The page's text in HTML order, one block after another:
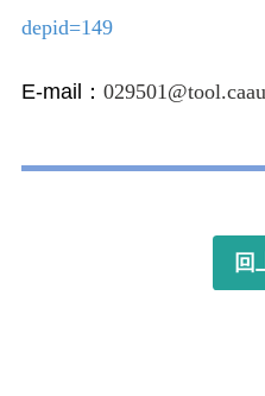
depid=149
E-mail：
回